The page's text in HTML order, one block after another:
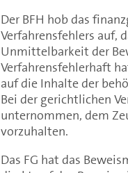
Der BFH hob das
Verfahrensfehlers auf,
Unmittelbarkeit der
Verfahrensfehlerhaft
auf die Inhalte der
Bei der gerichtlichen
unternommen, dem
vorzuhalten.
Das FG hat das